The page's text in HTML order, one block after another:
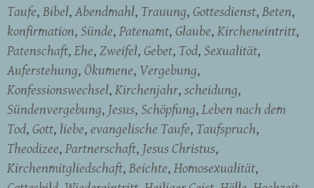
Taufe Bibel Abendmahl Trauung Gottesdienst Beten
konfirmation Sünde Patenamt Glaube Kircheneintritt
Patenschaft Ehe Zweifel Gebet Tod Sexualität
Auferstehung Ökumene Vergebung
Konfessionswechsel Kirchenjahr scheidung
Sündenvergebung Jesus Schöpfung Leben nach dem
Tod Gott liebe evangelische Taufe Taufspruch
Theodizee Partnerschaft Jesus Christus
Kirchenmitgliedschaft Beichte Homosexualität